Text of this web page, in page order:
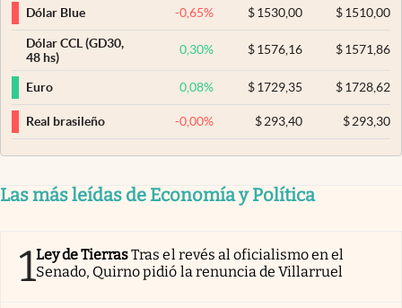
Dólar Blue -0,65% $ 1530,00 $1510,00
Dólar CCL (GD30,
48 hs)
0,30% $ 1576,16 $1571,86
Euro 0,08% $ 1729,35 $1728,62
Real brasileño -0,00% $ 293,40 $293,30
Las más leídas de Economía y Política
1Ley de TierrasTras el revés al oficialismo en el
Senado, Quirno pidió la renuncia de Villarruel